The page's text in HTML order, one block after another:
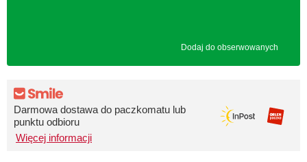
Dodaj do obserwowanych
Darmowa dostawa do paczkomatu lub
punktu odbioru
Więcej informacji